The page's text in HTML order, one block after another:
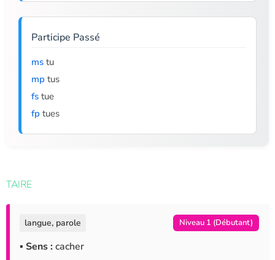
Participe Passé
ms tu
mp tus
fs tue
fp tues
TAIRE
langue, parole Niveau 1 (Débutant)
▪ Sens : cacher